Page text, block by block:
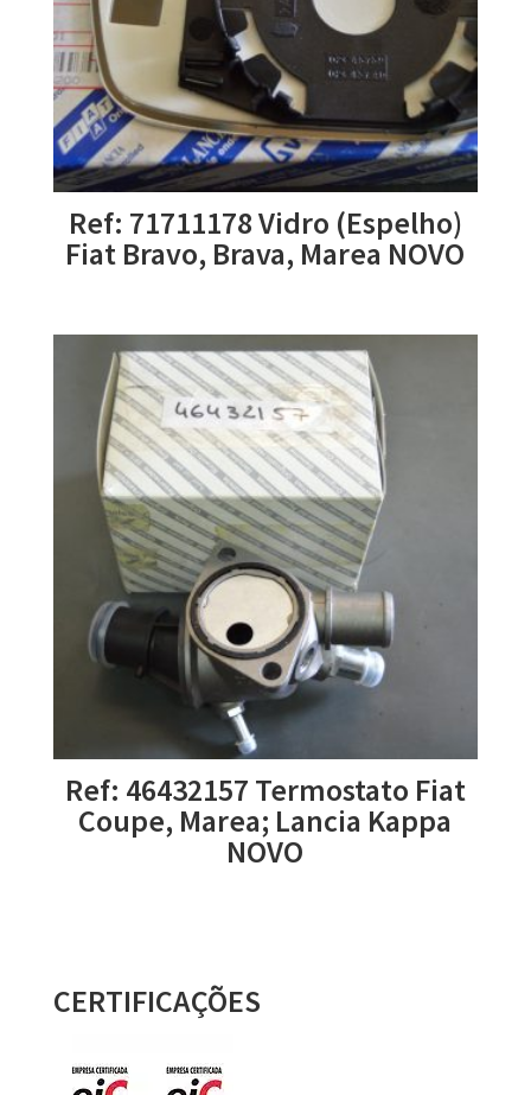
Ref: 71711178 Vidro (Espelho)
Fiat Bravo, Brava, Marea NOVO
Ref: 46432157 Termostato Fiat
Coupe, Marea; Lancia Kappa
NOVO
CERTIFICAÇÕES